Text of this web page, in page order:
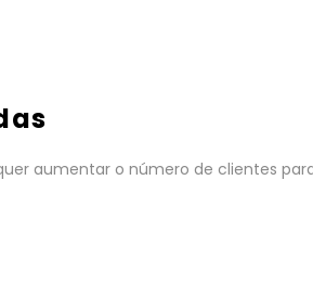
aumentar o número de clientes